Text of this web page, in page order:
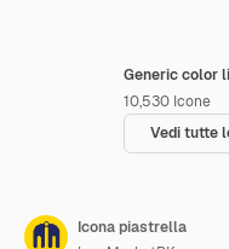
Generic color
10,530 Icone
Vedi tutte
Icona piastrella